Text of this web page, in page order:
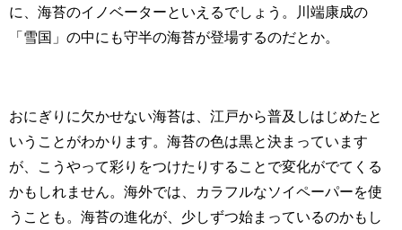
に、海苔のイノベーターといえるでしょう。川端康成の
「雪国」の中にも守半の海苔が登場するのだとか。
おにぎりに欠かせない海苔は、江戸から普及しはじめたと
いうことがわかります。海苔の色は黒と決まっています
が、こうやって彩りをつけたりすることで変化がでてくる
かもしれません。海外では、カラフルなソイペーパーを使
うことも。海苔の進化が、少しずつ始まっているのかもし